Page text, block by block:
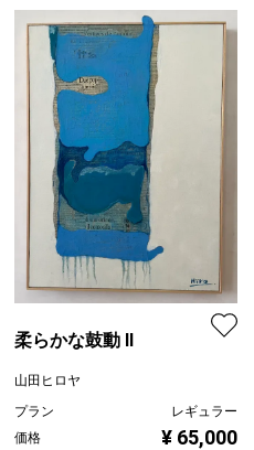
柔らかな鼓動 Ⅱ
山田ヒロヤ
プラン
レギュラー
価格
¥ 65,000